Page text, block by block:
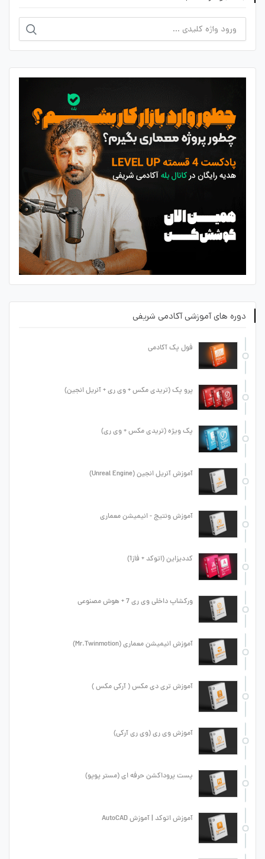
دوره های آموزشی آکادمی شریفی
فول پک آکادمی
پرو پک (تریدی مکس + وی ری + آنریل انجین)
پک ویژه (تریدی مکس + وی ری)
آموزش آنریل انجین (Unreal Engine)
آموزش ونتیج - انیمیشن معماری
کددیزاین (اتوکد + فاز1)
ورکشاپ داخلی وی ری 7 + هوش مصنوعی
آموزش انیمیشن معماری (Mr.Twinmotion)
آموزش تری دی مکس ( آرکی مکس )
آموزش وی ری (وی ری آرکی)
پست پروداکشن حرفه ای (مستر پوپو)
آموزش اتوکد | آموزش AutoCAD